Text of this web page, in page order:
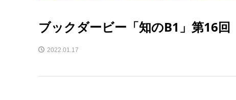
ブックダービー「知のB1」第16
2022.01.17